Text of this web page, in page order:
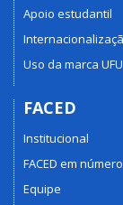
Apoio estudantil
Uso da marca UFU
FACED
Institucional
FACED em
Equipe